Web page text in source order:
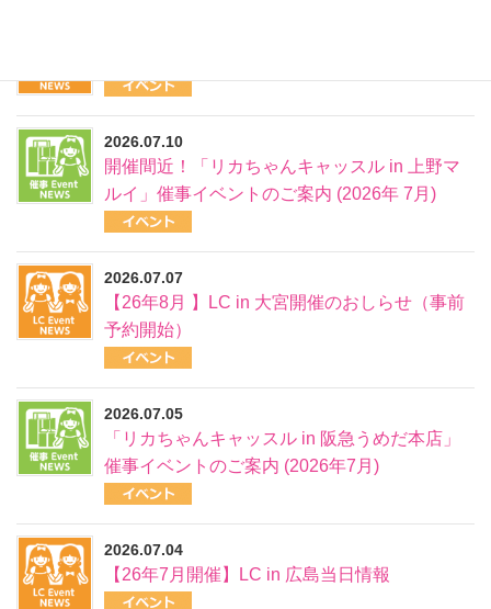
2026.07.10
開催間近！「リカちゃんキャッスル in 上野マ
ルイ」催事イベントのご案内 (2026年 7月)
2026.07.07
【26年8月 】LC in 大宮開催のおしらせ（事前
予約開始）
2026.07.05
「リカちゃんキャッスル in 阪急うめだ本店」
催事イベントのご案内 (2026年7月)
2026.07.04
【26年7月開催】LC in 広島当日情報